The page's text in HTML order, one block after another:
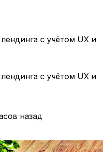
с учётом UX и
с учётом UX и
назад